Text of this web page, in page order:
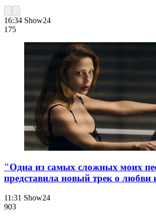
16:34 Show24
175
"Одна из самых сложных моих
представила новый трек о любви
11:31 Show24
903